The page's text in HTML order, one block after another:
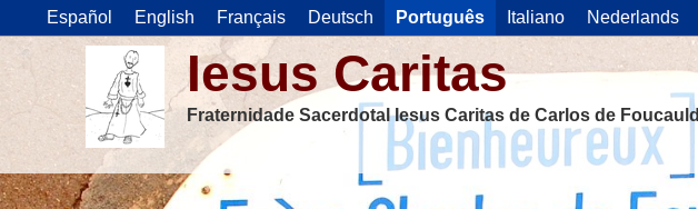
Español English Français Deutsch Português Italiano Nederlands
Iesus Caritas
Fraternidade Sacerdotal Iesus Caritas de Carlos de Foucauld